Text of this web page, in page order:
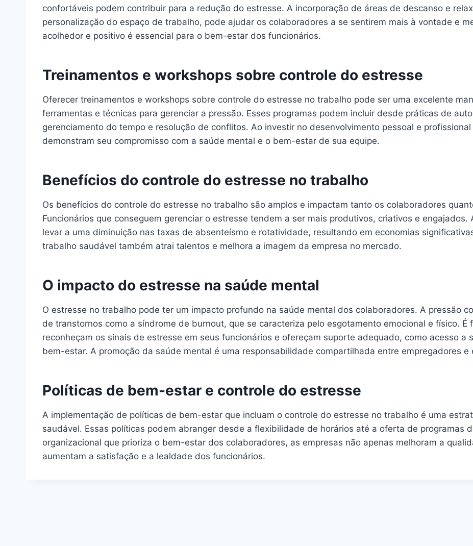
confortáveis podem contribuir para a redução do estresse. A incorporação de áreas de descanso e
personalização do espaço de trabalho, pode ajudar os colaboradores a se sentirem mais à vontade e
acolhedor e positivo é essencial para o bem-estar dos funcionários.
Treinamentos e workshops sobre controle do estresse
Oferecer treinamentos e workshops sobre controle do estresse no trabalho pode ser uma excelente
ferramentas e técnicas para gerenciar a pressão. Esses programas podem incluir desde práticas de
gerenciamento do tempo e resolução de conflitos. Ao investir no desenvolvimento pessoal e
demonstram seu compromisso com a saúde mental e o bem-estar de sua equipe.
Benefícios do controle do estresse no trabalho
Os benefícios do controle do estresse no trabalho são amplos e impactam tanto os colaboradores
Funcionários que conseguem gerenciar o estresse tendem a ser mais produtivos, criativos e
levar a uma diminuição nas taxas de absenteísmo e rotatividade, resultando em economias
trabalho saudável também atrai talentos e melhora a imagem da empresa no mercado.
O impacto do estresse na saúde mental
O estresse no trabalho pode ter um impacto profundo na saúde mental dos colaboradores. A pressão
de transtornos como a síndrome de burnout, que se caracteriza pelo esgotamento emocional e físico. É
reconheçam os sinais de estresse em seus funcionários e ofereçam suporte adequado, como acesso a
bem-estar. A promoção da saúde mental é uma responsabilidade compartilhada entre empregadores e
Políticas de bem-estar e controle do estresse
A implementação de políticas de bem-estar que incluam o controle do estresse no trabalho é uma
saudável. Essas políticas podem abranger desde a flexibilidade de horários até a oferta de programas
organizacional que prioriza o bem-estar dos colaboradores, as empresas não apenas melhoram a
aumentam a satisfação e a lealdade dos funcionários.